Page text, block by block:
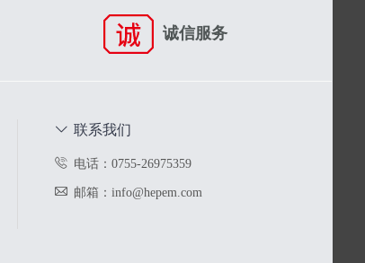
诚信服务
联系我们
电话：0755-26975359
邮箱：info@hepem.com